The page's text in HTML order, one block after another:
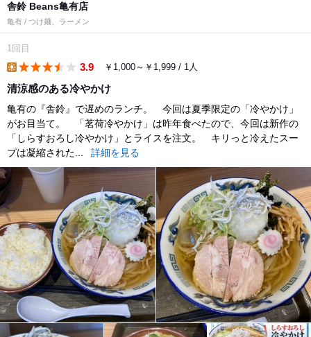
舎鈴 Beans亀有店
亀有 / つけ麺、ラーメン
1回目
3.9 ￥1,000～￥1,999 / 1人
清涼感のある冷やかけ
亀有の『舎鈴』で遅めのランチ。 今回は夏季限定の「冷やかけ」
がお目当て。 「茗荷冷やかけ」は昨年食べたので、今回は新作の
「しらすおろし冷やかけ」とライスを注文。 キリっと冷えたスー
プは凝縮された...
詳細を見る